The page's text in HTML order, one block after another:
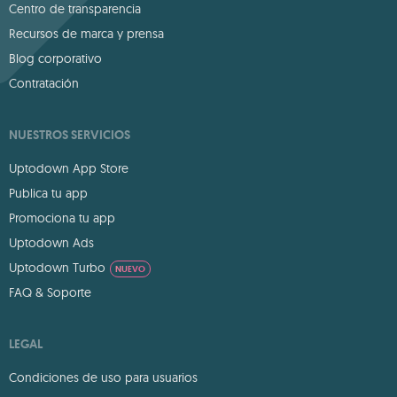
Centro de transparencia
Recursos de marca y prensa
Blog corporativo
Contratación
NUESTROS SERVICIOS
Uptodown App Store
Publica tu app
Promociona tu app
Uptodown Ads
Uptodown Turbo
NUEVO
FAQ & Soporte
LEGAL
Condiciones de uso para usuarios